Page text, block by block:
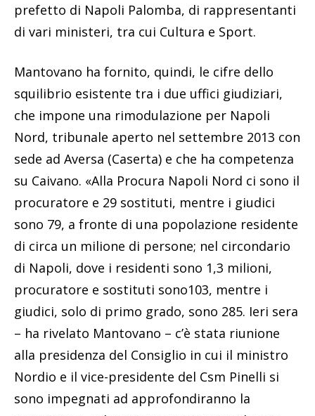
prefetto di Napoli Palomba, di rappresentanti
di vari ministeri, tra cui Cultura e Sport.
Mantovano ha fornito, quindi, le cifre dello
squilibrio esistente tra i due uffici giudiziari,
che impone una rimodulazione per Napoli
Nord, tribunale aperto nel settembre 2013 con
sede ad Aversa (Caserta) e che ha competenza
su Caivano. «Alla Procura Napoli Nord ci sono il
procuratore e 29 sostituti, mentre i giudici
sono 79, a fronte di una popolazione residente
di circa un milione di persone; nel circondario
di Napoli, dove i residenti sono 1,3 milioni,
procuratore e sostituti sono103, mentre i
giudici, solo di primo grado, sono 285. Ieri sera
– ha rivelato Mantovano – c’è stata riunione
alla presidenza del Consiglio in cui il ministro
Nordio e il vice-presidente del Csm Pinelli si
sono impegnati ad approfondiranno la